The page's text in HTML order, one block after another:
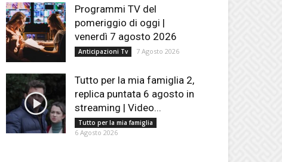
Programmi TV del
pomeriggio di oggi |
venerdì 7 agosto 2026
Anticipazioni Tv 7 Agosto 2026
Tutto per la mia famiglia 2,
replica puntata 6 agosto in
streaming | Video...
Tutto per la mia famiglia
6 Agosto 2026